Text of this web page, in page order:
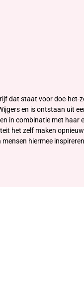
dat staat voor doe-het-
en is ontstaan uit
in combinatie met haar
het zelf maken
hiermee